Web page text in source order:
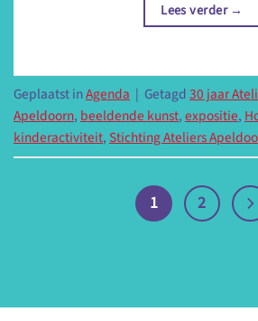
Lees verder→
Geplaatst inAgenda | Getagd30 jaar
Apeldoorn, beeldende kunst,expositie,
kinderactiviteit, Stichting Ateliers
1 2